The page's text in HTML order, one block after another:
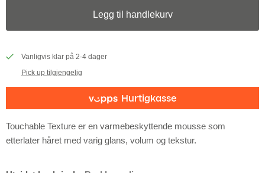
Legg til handlekurv
Vanligvis klar på 2-4 dager
Pick up tilgjengelig
Touchable Texture er en varmebeskyttende mousse som
etterlater håret med varig glans, volum og tekstur.